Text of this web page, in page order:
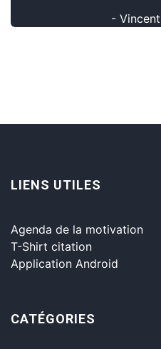
-
LIENS UTILES
Agenda de la motivation
T-Shirt citation
Application Android
CATÉGORIES